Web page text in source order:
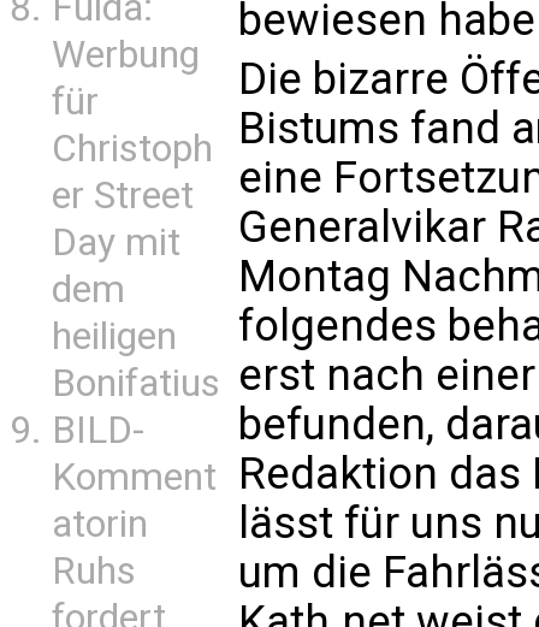
Werbung
für
Christoph
er Street
Day mit
dem
heiligen
Bonifatius
BILD-
Komment
atorin
Ruhs
fordert
bewiesen
Die bizarre
Bistums fand
eine
Generalvikar
Montag
folgendes
erst nach
befunden,
Redaktion
lässt für uns
um die